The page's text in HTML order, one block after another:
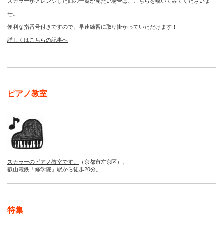
せ。
便利な指番号付きですので、早速練習に取り掛かっていただけます！
詳しくはこちらの記事へ
ピアノ教室
スカラーのピアノ教室です。
（京都市左京区）。
叡山電鉄「修学院」駅から徒歩20分。
特集